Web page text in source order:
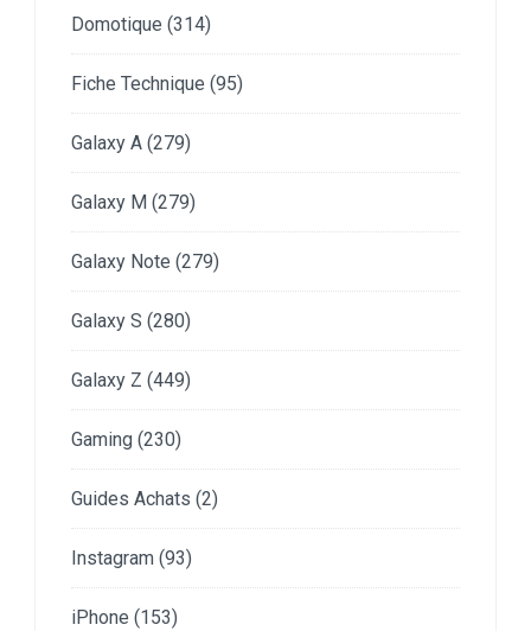
Domotique (314)
Fiche Technique (95)
Galaxy A (279)
Galaxy M (279)
Galaxy Note (279)
Galaxy S (280)
Galaxy Z (449)
Gaming (230)
Guides Achats (2)
Instagram (93)
iPhone (153)